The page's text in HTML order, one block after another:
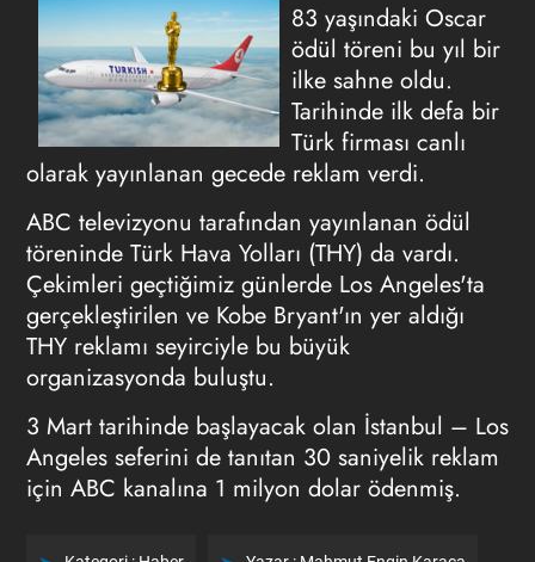
83 yaşındaki Oscar
ödül töreni bu yıl bir
ilke sahne oldu.
Tarihinde ilk defa bir
Türk firması canlı
olarak yayınlanan gecede reklam verdi.
ABC televizyonu tarafından yayınlanan ödül
töreninde Türk Hava Yolları (THY) da vardı.
Çekimleri geçtiğimiz günlerde Los Angeles'ta
gerçekleştirilen ve Kobe Bryant'ın yer aldığı
THY reklamı seyirciyle bu büyük
organizasyonda buluştu.
3 Mart tarihinde başlayacak olan İstanbul – Los
Angeles seferini de tanıtan 30 saniyelik reklam
için ABC kanalına 1 milyon dolar ödenmiş.